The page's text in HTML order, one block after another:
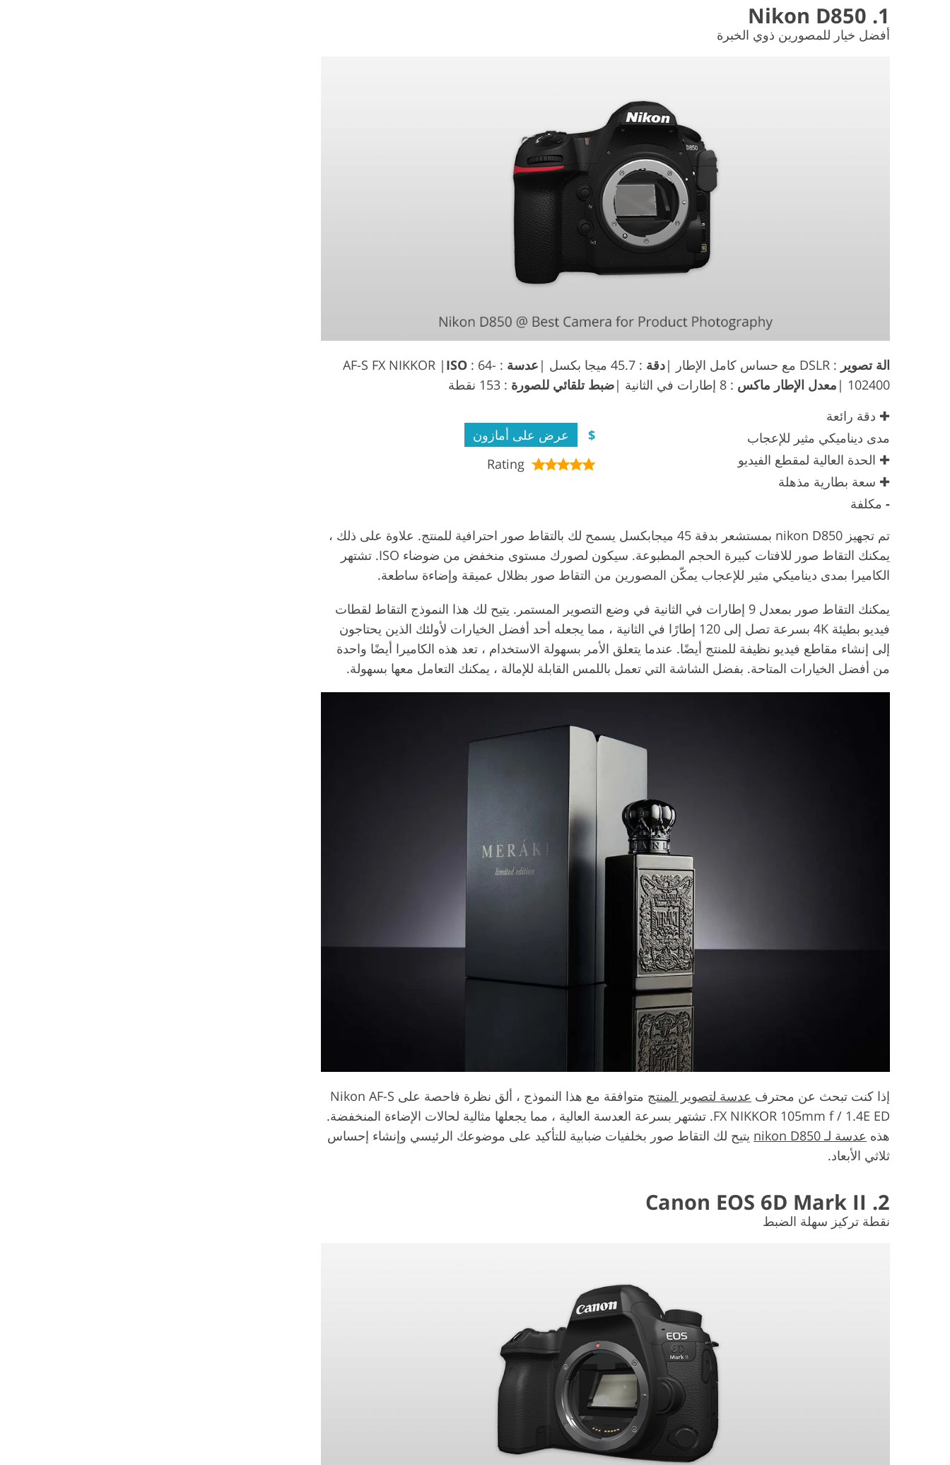
1. Nikon D850
أفضل خيار للمصورين ذوي الخبرة
الة تصوير : DSLR مع حساس كامل الإطار | دقة : 45.7 ميجا بكسل | عدسة : AF-S FX NIKKOR |
ISO : 64-
102400 |
معدل الإطار ماكس : 8 إطارات في الثانية | ضبط تلقائي للصورة : 153 نقطة
✚ دقة رائعة
مدى ديناميكي مثير للإعجاب
✚ الحدة العالية لمقطع الفيديو
✚ سعة بطارية مذهلة
- مكلفة
$
عرض على أمازون
Rating
تم تجهيز nikon D850 بمستشعر بدقة 45 ميجابكسل يسمح لك بالتقاط صور احترافية للمنتج. علاوة على ذلك ،
يمكنك التقاط صور للافتات كبيرة الحجم المطبوعة. سيكون لصورك مستوى منخفض من ضوضاء ISO. تشتهر
الكاميرا بمدى ديناميكي مثير للإعجاب يمكّن المصورين من التقاط صور بظلال عميقة وإضاءة ساطعة.
يمكنك التقاط صور بمعدل 9 إطارات في الثانية في وضع التصوير المستمر. يتيح لك هذا النموذج التقاط لقطات
فيديو بطيئة 4K بسرعة تصل إلى 120 إطارًا في الثانية ، مما يجعله أحد أفضل الخيارات لأولئك الذين يحتاجون
إلى إنشاء مقاطع فيديو نظيفة للمنتج أيضًا. عندما يتعلق الأمر بسهولة الاستخدام ، تعد هذه الكاميرا أيضًا واحدة
من أفضل الخيارات المتاحة. بفضل الشاشة التي تعمل باللمس القابلة للإمالة ، يمكنك التعامل معها بسهولة.
إذا كنت تبحث عن محترف عدسة لتصوير المنتج
متوافقة مع هذا النموذج ، ألق نظرة فاحصة على Nikon AF-S
FX NIKKOR 105mm f / 1.4E ED. تشتهر بسرعة العدسة العالية ، مما يجعلها مثالية لحالات الإضاءة المنخفضة.
هذه عدسة لـ nikon D850
يتيح لك التقاط صور بخلفيات ضبابية للتأكيد على موضوعك الرئيسي وإنشاء إحساس
ثلاثي الأبعاد.
2. Canon EOS 6D Mark II
نقطة تركيز سهلة الضبط